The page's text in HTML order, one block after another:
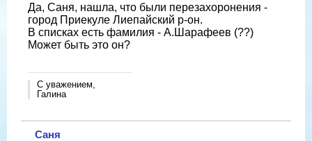
Да, Саня, нашла, что были перезахоронения -
город Приекуле Лиепайский р-он.
В списках есть фамилия - А.Шарафеев (??)
Может быть это он?
С уважением,
Галина
Саня